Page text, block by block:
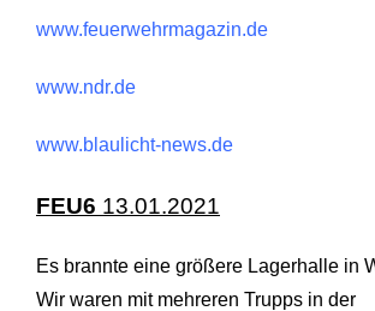
www.feuerwehrmagazin.de
www.ndr.de
www.blaulicht-news.de
FEU6 13.01.2021
Es brannte eine größere Lagerhalle in
Wir waren mit mehreren Trupps in der